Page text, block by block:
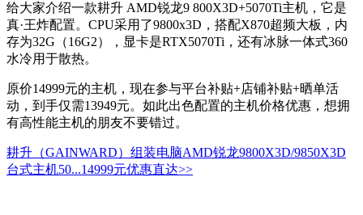
给大家介绍一款耕升 AMD锐龙9 800X3D+5070Ti主机，它是
真·王炸配置。CPU采用了9800x3D，搭配X870超频大板，内
存为32G（16G2），显卡是RTX5070Ti，还有冰脉一体式360
水冷用于散热。
原价14999元的主机，现在参与平台补贴+店铺补贴+晒单活
动，到手仅需13949元。如此出色配置的主机价格优惠，想拥
有高性能主机的朋友不要错过。
耕升（GAINWARD）组装电脑AMD锐龙9800X3D/9850X3D
台式主机50...14999元优惠直达>>